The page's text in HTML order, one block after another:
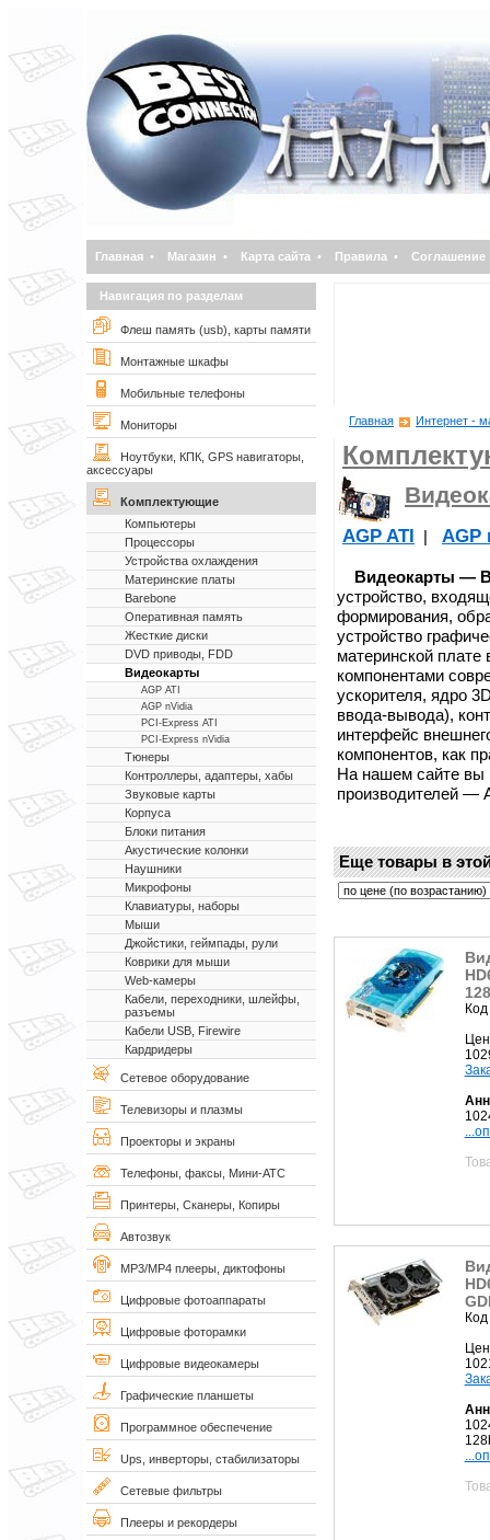
Главная • Магазин • Карта сайта • Правила • Соглашение
Навигация по разделам
Флеш память (usb), карты памяти
Монтажные шкафы
Мобильные телефоны
Мониторы
Ноутбуки, КПК, GPS навигаторы,
аксессуары
Комплектующие
Компьютеры
Процессоры
Устройства охлаждения
Материнские платы
Barebone
Оперативная память
Жесткие диски
DVD приводы, FDD
Видеокарты
AGP ATI
AGP nVidia
PCI-Express ATI
PCI-Express nVidia
Тюнеры
Контроллеры, адаптеры, хабы
Звуковые карты
Корпуса
Блоки питания
Акустические колонки
Наушники
Микрофоны
Клавиатуры, наборы
Мыши
Джойстики, геймпады, рули
Коврики для мыши
Web-камеры
Кабели, переходники, шлейфы,
разъемы
Кабели USB, Firewire
Кардридеры
Сетевое оборудование
Телевизоры и плазмы
Проекторы и экраны
Телефоны, факсы, Мини-АТС
Принтеры, Сканеры, Копиры
Автозвук
MP3/MP4 плееры, диктофоны
Цифровые фотоаппараты
Цифровые фоторамки
Цифровые видеокамеры
Графические планшеты
Программное обеспечение
Ups, инверторы, стабилизаторы
Сетевые фильтры
Плееры и рекордеры
Главная Интернет -
AGP ATI | AGP
Видеокарты —
устройство,
формирования,
устройство
материнской
компонентами
ускорителя, ядро
ввода-вывода),
интерфейс
компонентов, как
На нашем сайте
производителей —
Еще товары в